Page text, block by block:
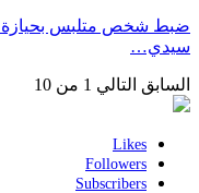
ضبط شخص متلبس بحيازة
سيدي…
السابق التالي 1 من 10
Likes
Followers
Subscribers